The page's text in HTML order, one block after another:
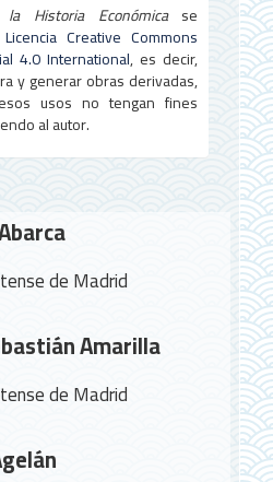
Historia Económicase
Licencia Creative Commons
4.0 International, es decir,
y generar obras derivadas,
usos no tengan fines
al autor.
de Madrid
Amarilla
de Madrid